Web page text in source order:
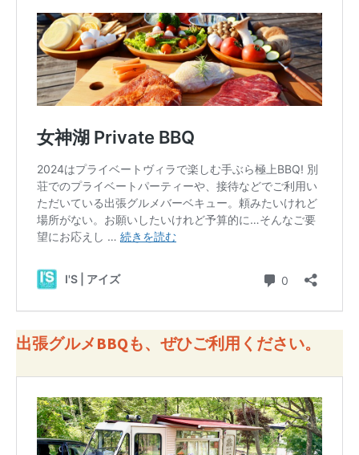
出張グルメBBQも、ぜひご利用ください。